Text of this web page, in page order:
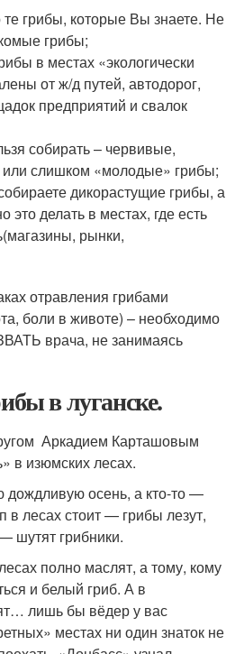
грибы, которые Вы знаете. Не
грибы;
в местах «экологически
от ж/д путей, автодорог,
предприятий и свалок
собирать – червивые,
слишком «молодые» грибы;
дикорастущие грибы, а
это делать в местах, где есть
рынки,
отравления грибами
боли в животе) – необходимо
врача, не занимаясь
в луганске.
Аркадием Карташовым
в изюмских лесах.
дождливую осень, а кто-то —
в лесах стоит — грибы лезут,
шутят грибники.
полно маслят, а тому, кому
и белый гриб. А в
лишь бы вёдер у вас
местах ни один знаток не